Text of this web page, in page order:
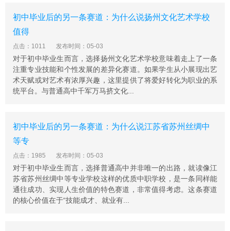
业繁荣、生活便利。校内教学楼、实验楼、图书馆、运动
场、学生超市等教育教学生活设施应有尽有。
3.资源优势
学校毗邻南京师范大学泰州学院、南京理工大学科技学院
等地方高校，通过联合办学、开辟第二课堂、建立实习基
地等方式，将市区众多的高校、博物馆、美术馆、纪念
馆、大剧院以及文化创意园等作为学生参观游览、实践操
知行合一。
泰州市凤凰艺术学校办学特色
育，促其自尊自爱、自立自强。学校实行全员、全日、全
程式跟踪管理，养成好习惯、形成好品质，促成好校风。
2、文化课程奠定基础。文科分层教学，以考代练，以练
促考;基础知识“堂堂清、天天清、周周清”;做到低起点、高
初中毕业后的另一条赛道：为什么说扬州文化艺术学校
值得
点击：1011 发布时间：05-03
对于初中毕业生而言，选择扬州文化艺术学校意味着走上了一条
注重专业技能和个性发展的差异化赛道。如果学生从小展现出艺
术天赋或对艺术有浓厚兴趣，这里提供了将爱好转化为职业的系
统平台。与普通高中千军万马挤文化...
初中毕业后的另一条赛道：为什么说江苏省苏州丝绸中
等专
点击：1985 发布时间：05-03
对于初中毕业生而言，选择普通高中并非唯一的出路，就读像江
苏省苏州丝绸中等专业学校这样的优质中职学校，是一条同样能
通往成功、实现人生价值的特色赛道，非常值得考虑。这条赛道
的核心价值在于“技能成才、就业有...